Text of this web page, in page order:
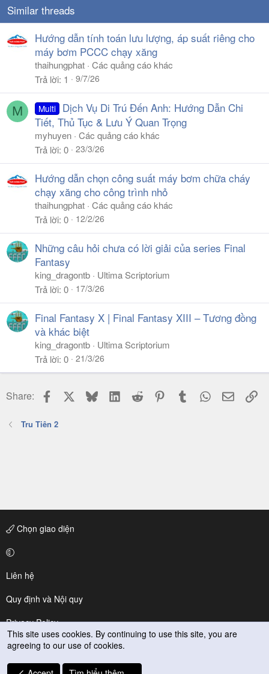
Similar threads
Hướng dẫn tính toán lưu lượng, áp suất riêng cho
máy bơm PCCC chạy xăng
thaihungphat Các quảng cáo khác
Trả lời 1 9/7/26
M Multi
Dịch Vụ Di Trú Đến Anh: Hướng Dẫn Chi
Tiết, Thủ Tục & Lưu Ý Quan Trọng
myhuyen Các quảng cáo khác
Trả lời 0 23/3/26
Hướng dẫn chọn công suất máy bơm chữa cháy
chạy xăng cho công trình nhỏ
thaihungphat Các quảng cáo khác
Trả lời 0 12/2/26
Những câu hỏi chưa có lời giải của series Final
Fantasy
king_dragontb
Ultima Scriptorium
Trả lời 0 17/3/26
Final Fantasy X | Final Fantasy XIII – Tương đồng
và khác biệt
king_dragontb
Ultima Scriptorium
Trả lời 0 21/3/26
Share: Facebook BlueskyLinkedIn
Reddit PinterestTumblr WhatsApp
Email
Tru Tiên 2
Chọn giao diện
Liên hệ
Quy định và Nội quy
Privacy Policy
Trợ giúp
R
This site uses cookies. By continuing to use this site, you are
agreeing to our use of cookies.